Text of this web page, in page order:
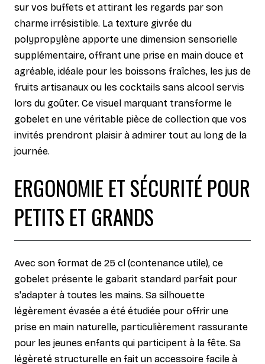
sur vos buffets et attirant les regards par son
charme irrésistible. La texture givrée du
polypropylène apporte une dimension sensorielle
supplémentaire, offrant une prise en main douce et
agréable, idéale pour les boissons fraîches, les jus de
fruits artisanaux ou les cocktails sans alcool servis
lors du goûter. Ce visuel marquant transforme le
gobelet en une véritable pièce de collection que vos
invités prendront plaisir à admirer tout au long de la
journée.
ERGONOMIE ET SÉCURITÉ POUR
PETITS ET GRANDS
Avec son format de 25 cl (contenance utile), ce
gobelet présente le gabarit standard parfait pour
s'adapter à toutes les mains. Sa silhouette
légèrement évasée a été étudiée pour offrir une
prise en main naturelle, particulièrement rassurante
pour les jeunes enfants qui participent à la fête. Sa
légèreté structurelle en fait un accessoire facile à